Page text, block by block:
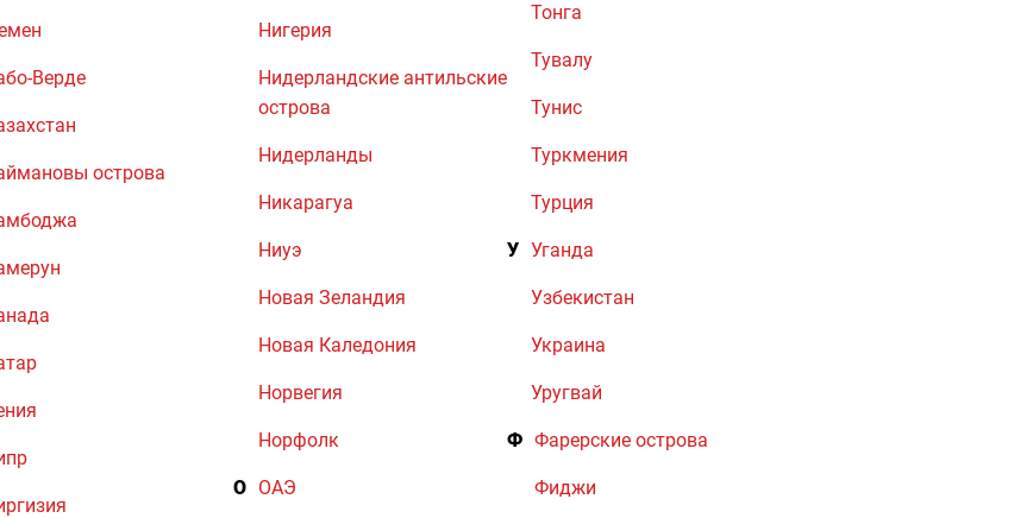
Верде
острова
Нигерия
Нидерландские антильские
острова
Нидерланды
Никарагуа
Ниуэ
Новая Зеландия
Новая Каледония
Норвегия
Норфолк
О ОАЭ
Тонга
Тувалу
Тунис
Туркмения
Турция
У Уганда
Узбекистан
Украина
Уругвай
Ф Фарерские острова
Фиджи